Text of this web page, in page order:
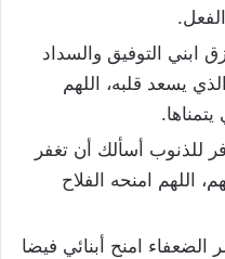
ابني التوفيق والسداد
يسعد قلبه، اللهم
للذنوب أسألك أن تغفر
اللهم امنحه الفلاح
الضعفاء امنح أبنائي فيضا